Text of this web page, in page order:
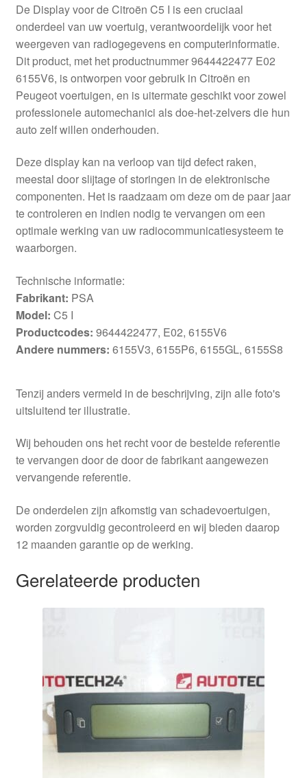
De Display voor de Citroën C5 I is een cruciaal
onderdeel van uw voertuig, verantwoordelijk voor het
weergeven van radiogegevens en computerinformatie.
Dit product, met het productnummer 9644422477 E02
6155V6, is ontworpen voor gebruik in Citroën en
Peugeot voertuigen, en is uitermate geschikt voor zowel
professionele automechanici als doe-het-zelvers die hun
auto zelf willen onderhouden.
Deze display kan na verloop van tijd defect raken,
meestal door slijtage of storingen in de elektronische
componenten. Het is raadzaam om deze om de paar jaar
te controleren en indien nodig te vervangen om een
optimale werking van uw radiocommunicatiesysteem te
waarborgen.
Technische informatie:
Fabrikant: PSA
Model: C5 I
Productcodes: 9644422477, E02, 6155V6
Andere nummers: 6155V3, 6155P6, 6155GL, 6155S8
Tenzij anders vermeld in de beschrijving, zijn alle foto's
uitsluitend ter illustratie.
Wij behouden ons het recht voor de bestelde referentie
te vervangen door de door de fabrikant aangewezen
vervangende referentie.
De onderdelen zijn afkomstig van schadevoertuigen,
worden zorgvuldig gecontroleerd en wij bieden daarop
12 maanden garantie op de werking.
Gerelateerde producten